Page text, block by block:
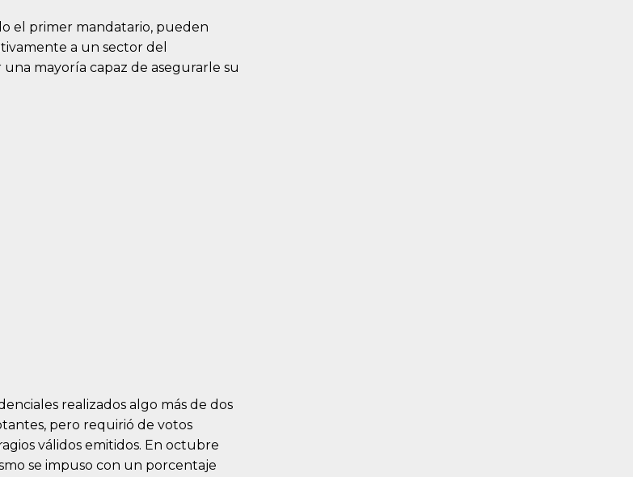
el primer mandatario, pueden
a un sector del
mayoría capaz de asegurarle su
realizados algo más de dos
pero requirió de votos
válidos emitidos. En octubre
se impuso con un porcentaje